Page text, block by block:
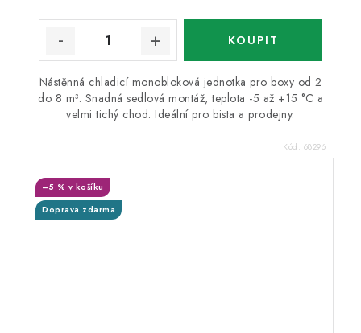
Nástěnná chladicí monobloková jednotka pro boxy od 2
do 8 m³. Snadná sedlová montáž, teplota -5 až +15 °C a
velmi tichý chod. Ideální pro bista a prodejny.
Kód: 68296
Doprava zdarma
–5 % v košíku